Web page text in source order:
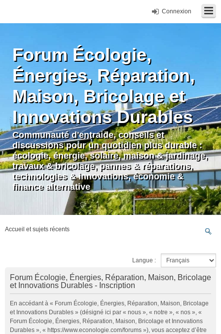
Connexion
Forum Écologie,
Énergies, Réparation,
Maison, Bricolage et
Innovations Durables
Communauté d'entraide, conseils et
discussions pour un quotidien plus durable :
écologie, énergie, solaire, maison & jardinage,
travaux & bricolage, pannes & réparations,
technologies & innovations, économie &
finance alternative
Accueil et sujets récents
Langue :
Forum Écologie, Énergies, Réparation, Maison, Bricolage
et Innovations Durables - Inscription
En accédant à « Forum Écologie, Énergies, Réparation, Maison, Bricolage
et Innovations Durables » (désigné ici par « nous », « notre », « nos », «
Forum Écologie, Énergies, Réparation, Maison, Bricolage et Innovations
Durables », « https://www.econologie.com/forums »), vous acceptez d’être